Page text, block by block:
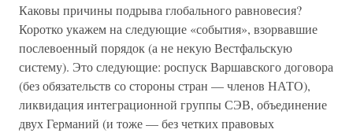
Каковы причины подрыва глобального равновесия?
Коротко укажем на следующие «события», взорвавшие
послевоенный порядок (а не некую Вестфальскую
систему). Это следующие: роспуск Варшавского договора
(без обязательств со стороны стран — членов НАТО),
ликвидация интеграционной группы СЭВ, объединение
двух Германий (и тоже — без четких правовых